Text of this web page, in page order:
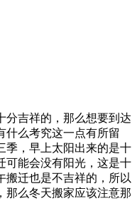
分吉祥的，那么想要到达
什么考究这一点有所留
季，早上太阳出来的是十
可能会没有阳光，这是十
搬迁也是不吉祥的，所以
那么冬天搬家应该注意那